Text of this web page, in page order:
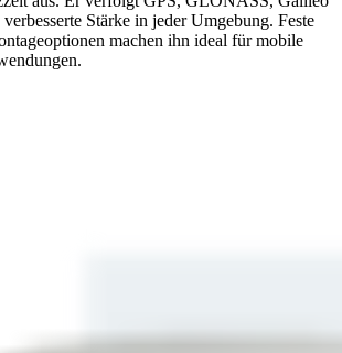
Stärke in jeder Umgebung. Feste
machen ihn ideal für mobile